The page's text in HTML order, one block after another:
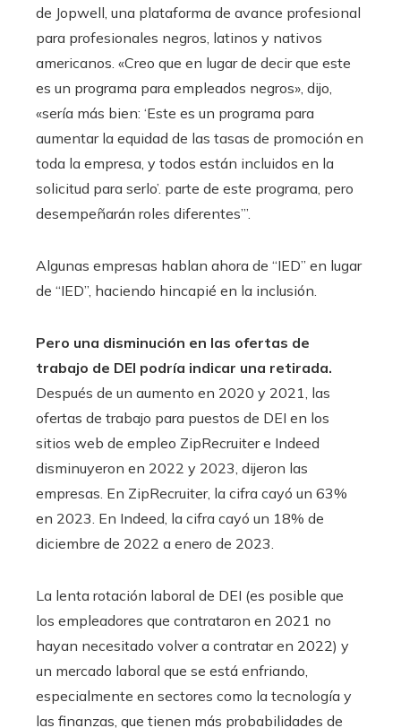
de Jopwell, una plataforma de avance profesional
para profesionales negros, latinos y nativos
americanos. «Creo que en lugar de decir que este
es un programa para empleados negros», dijo,
«sería más bien: ‘Este es un programa para
aumentar la equidad de las tasas de promoción en
toda la empresa, y todos están incluidos en la
solicitud para serlo’. parte de este programa, pero
desempeñarán roles diferentes’”.
Algunas empresas hablan ahora de “IED” en lugar
de “IED”, haciendo hincapié en la inclusión.
Pero una disminución en las ofertas de
trabajo de DEI podría indicar una retirada.
Después de un aumento en 2020 y 2021, las
ofertas de trabajo para puestos de DEI en los
sitios web de empleo ZipRecruiter e Indeed
disminuyeron en 2022 y 2023, dijeron las
empresas. En ZipRecruiter, la cifra cayó un 63%
en 2023. En Indeed, la cifra cayó un 18% de
diciembre de 2022 a enero de 2023.
La lenta rotación laboral de DEI (es posible que
los empleadores que contrataron en 2021 no
hayan necesitado volver a contratar en 2022) y
un mercado laboral que se está enfriando,
especialmente en sectores como la tecnología y
las finanzas, que tienen más probabilidades de